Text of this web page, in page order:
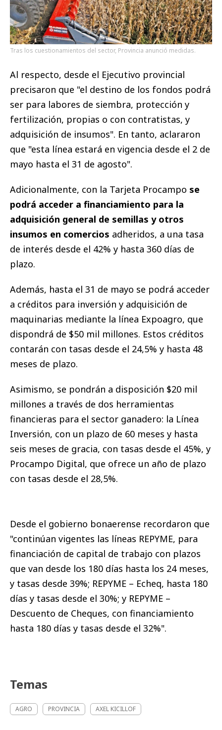
Tras los cuestionamientos del sector, Provincia anunció medidas.
Al respecto, desde el Ejecutivo provincial
precisaron que "el destino de los fondos podrá
ser para labores de siembra, protección y
fertilización, propias o con contratistas, y
adquisición de insumos". En tanto, aclararon
que "esta línea estará en vigencia desde el 2 de
mayo hasta el 31 de agosto".
Adicionalmente, con la Tarjeta Procampo se
podrá acceder a financiamiento para la
adquisición general de semillas y otros
insumos en comercios adheridos, a una tasa
de interés desde el 42% y hasta 360 días de
plazo.
Además, hasta el 31 de mayo se podrá acceder
a créditos para inversión y adquisición de
maquinarias mediante la línea Expoagro, que
dispondrá de $50 mil millones. Estos créditos
contarán con tasas desde el 24,5% y hasta 48
meses de plazo.
Asimismo, se pondrán a disposición $20 mil
millones a través de dos herramientas
financieras para el sector ganadero: la Línea
Inversión, con un plazo de 60 meses y hasta
seis meses de gracia, con tasas desde el 45%, y
Procampo Digital, que ofrece un año de plazo
con tasas desde el 28,5%.
Desde el gobierno bonaerense recordaron que
"continúan vigentes las líneas REPYME, para
financiación de capital de trabajo con plazos
que van desde los 180 días hasta los 24 meses,
y tasas desde 39%; REPYME – Echeq, hasta 180
días y tasas desde el 30%; y REPYME –
Descuento de Cheques, con financiamiento
hasta 180 días y tasas desde el 32%".
Temas
AGRO PROVINCIA AXEL KICILLOF